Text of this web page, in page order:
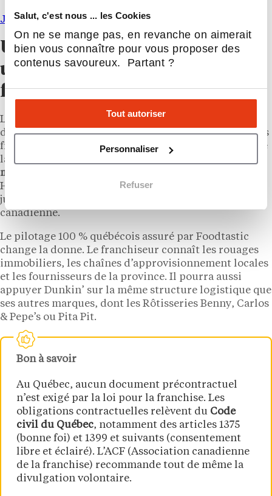
Salut, c'est nous ... les Cookies
On ne se mange pas, en revanche on aimerait
bien vous connaître pour vous proposer des
contenus savoureux. Partant ?
Tout autoriser
Personnaliser
Refuser
Je veux plus d’infos !
Un retour qui sonne comme
une revanche pour les
franchisés québécois
La sortie de Dunkin’ du Canada en 2018 r
dossier sensible dans le secteur. Deux ans plus tôt, des
franchisés québécois avaient gagné un recours contre
la maison mère américaine, à qui ils reprochaient un
manque d’investissement publicitaire
Hortons et un soutien marketing jugé insuffisant. Le
jugement avait précipité la fin de l’aventure
canadienne.
Le pilotage 100 % québécois assuré par Foodtastic
change la donne. Le franchiseur connaît les rouages
immobiliers, les chaînes d’approvisionnement locales
et les fournisseurs de la province. Il pourra aussi
appuyer Dunkin’ sur la même structure logistique que
ses autres marques, dont les Rôtisseries Benny, Carlos
& Pepe’s ou Pita Pit.
Bon à savoir
Au Québec, aucun document précontractuel
n’est exigé par la loi pour la franchise. Les
obligations contractuelles relèvent du Code
civil du Québec, notamment des articles 1375
(bonne foi) et 1399 et suivants (consentement
libre et éclairé). L’ACF (Association canadienne
de la franchise) recommande tout de même la
divulgation volontaire.